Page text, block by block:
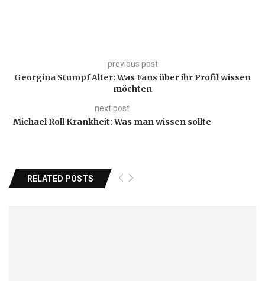
previous post
Georgina Stumpf Alter: Was Fans über ihr Profil wissen
möchten
next post
Michael Roll Krankheit: Was man wissen sollte
RELATED POSTS